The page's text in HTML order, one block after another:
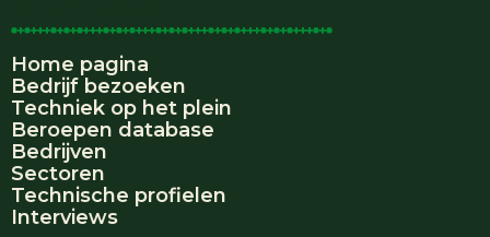
Home pagina
Bedrijf bezoeken
Techniek op het plein
Beroepen database
Bedrijven
Sectoren
Technische profielen
Interviews